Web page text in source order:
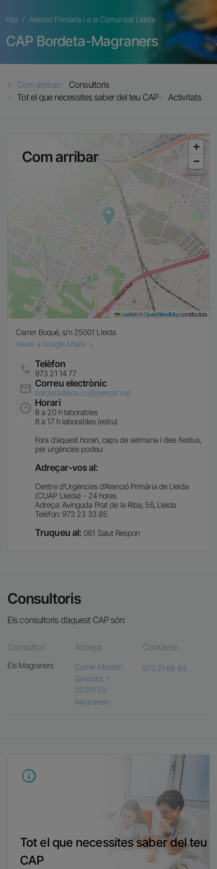
Fil d'ariadna
Inici Atenció Primària i a la Comunitat Lleida
CAP Bordeta-Magraners
Com arribar
Consultoris
Tot el que necessites saber del teu CAP
Activitats
Com arribar
+
−
Leaflet|©OpenStreetMapcontributors
Carrer Boqué, s/n 25001 Lleida
Veure a Google Maps
ImatgeTelèfon
973 21 14 77
ImatgeCorreu electrònic
bordeta.lleida.ics@gencat.cat
ImatgeHorari
8 a 20 h laborables
8 a 17 h laborables (estiu)
Fora d'aquest horari, caps de setmana i dies festius,
per urgències podeu:
Adreçar-vos al:
Centre d'Urgències d'Atenció Primària de Lleida
(CUAP Lleida) - 24 hores
Adreça: Avinguda Prat de la Riba, 56, Lleida
Telèfon: 973 23 33 85
Truqueu al: 061 Salut Respon
Consultoris
Els consultoris d’aquest CAP són:
Consultori
Els Magraners
Adreça
Carrer Mossèn
Salvador, 1
25001 Els
Magraners
Contacte
973 21 68 84
Imatge
Tot el que necessites saber del teu
CAP